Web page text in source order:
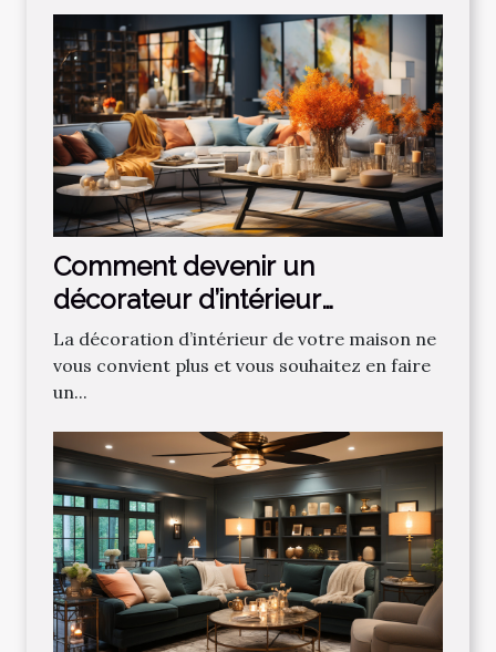
Comment devenir un
décorateur d’intérieur
professionnel ?
La décoration d’intérieur de votre maison ne
vous convient plus et vous souhaitez en faire
un...